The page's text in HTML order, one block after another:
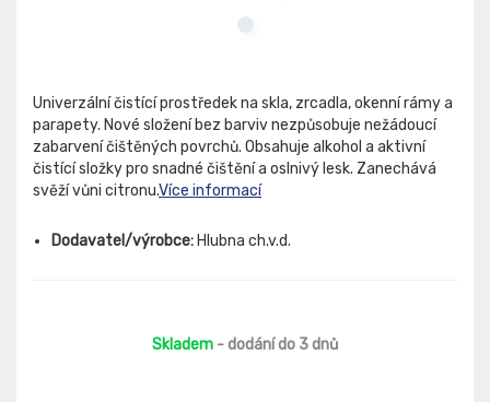
Univerzální čistící prostředek na skla, zrcadla, okenní rámy a
parapety. Nové složení bez barviv nezpůsobuje nežádoucí
zabarvení čištěných povrchů. Obsahuje alkohol a aktivní
čistící složky pro snadné čištění a oslnivý lesk. Zanechává
svěží vůni citronu.Více informací
Dodavatel/výrobce: Hlubna ch.v.d.
Skladem - dodání do 3 dnů